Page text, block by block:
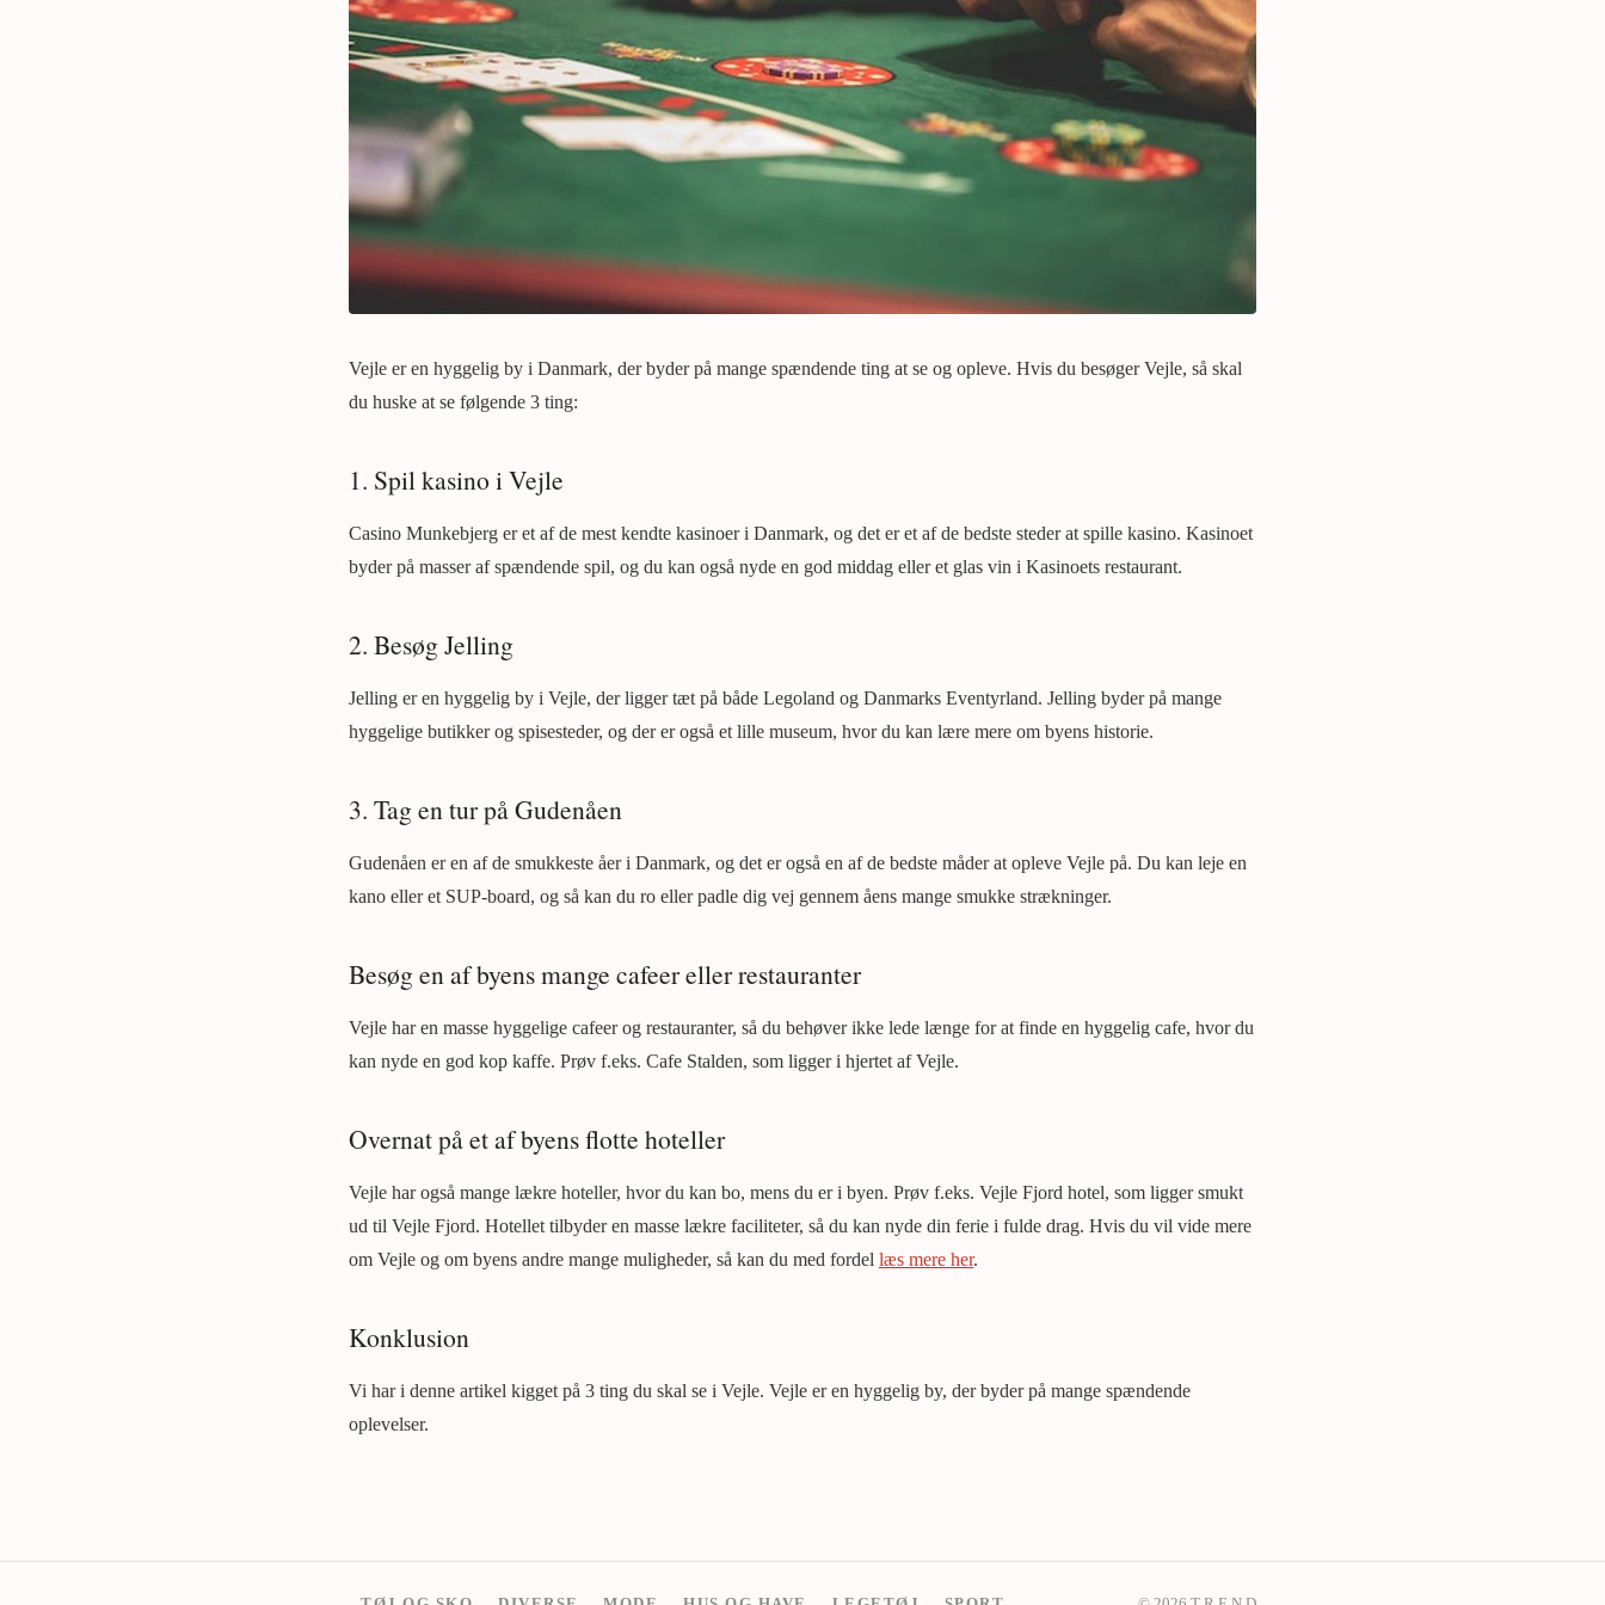
Vejle er en hyggelig by i Danmark, der byder på mange spændende ting at se og opleve. Hvis du besøger Vejle, så skal
du huske at se følgende 3 ting:
1. Spil kasino i Vejle
Casino Munkebjerg er et af de mest kendte kasinoer i Danmark, og det er et af de bedste steder at spille kasino. Kasinoet
byder på masser af spændende spil, og du kan også nyde en god middag eller et glas vin i Kasinoets restaurant.
2. Besøg Jelling
Jelling er en hyggelig by i Vejle, der ligger tæt på både Legoland og Danmarks Eventyrland. Jelling byder på mange
hyggelige butikker og spisesteder, og der er også et lille museum, hvor du kan lære mere om byens historie.
3. Tag en tur på Gudenåen
Gudenåen er en af de smukkeste åer i Danmark, og det er også en af de bedste måder at opleve Vejle på. Du kan leje en
kano eller et SUP-board, og så kan du ro eller padle dig vej gennem åens mange smukke strækninger.
Besøg en af byens mange cafeer eller restauranter
Vejle har en masse hyggelige cafeer og restauranter, så du behøver ikke lede længe for at finde en hyggelig cafe, hvor du
kan nyde en god kop kaffe. Prøv f.eks. Cafe Stalden, som ligger i hjertet af Vejle.
Overnat på et af byens flotte hoteller
Vejle har også mange lækre hoteller, hvor du kan bo, mens du er i byen. Prøv f.eks. Vejle Fjord hotel, som ligger smukt
ud til Vejle Fjord. Hotellet tilbyder en masse lækre faciliteter, så du kan nyde din ferie i fulde drag. Hvis du vil vide mere
om Vejle og om byens andre mange muligheder, så kan du med fordel læs mere her.
Konklusion
Vi har i denne artikel kigget på 3 ting du skal se i Vejle. Vejle er en hyggelig by, der byder på mange spændende
oplevelser.